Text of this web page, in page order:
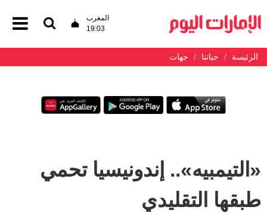
المغرب
19:03
الرئيسة حياتنا جهات
«التيمبيه».. إندونيسيا تحمي
طبقها التقليدي